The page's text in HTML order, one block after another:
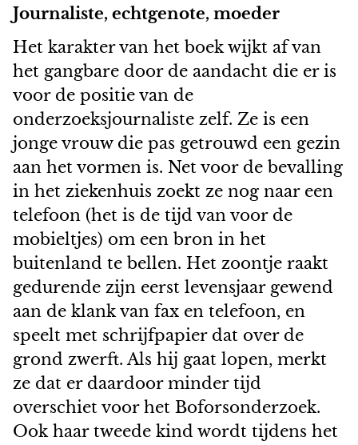
Journaliste, echtgenote, moeder
Het karakter van het boek wijkt af van
het gangbare door de aandacht die er is
voor de positie van de
onderzoeksjournaliste zelf. Ze is een
jonge vrouw die pas getrouwd een gezin
aan het vormen is. Net voor de bevalling
in het ziekenhuis zoekt ze nog naar een
telefoon (het is de tijd van voor de
mobieltjes) om een bron in het
buitenland te bellen. Het zoontje raakt
gedurende zijn eerst levensjaar gewend
aan de klank van fax en telefoon, en
speelt met schrijfpapier dat over de
grond zwerft. Als hij gaat lopen, merkt
ze dat er daardoor minder tijd
overschiet voor het Boforsonderzoek.
Ook haar tweede kind wordt tijdens het